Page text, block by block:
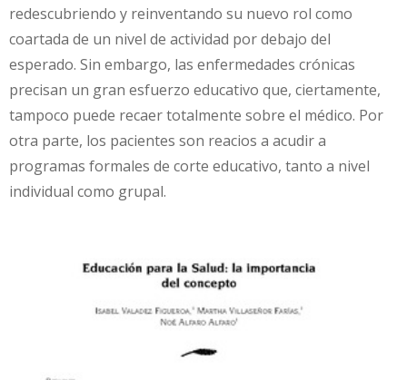
redescubriendo y reinventando su nuevo rol como
coartada de un nivel de actividad por debajo del
esperado. Sin embargo, las enfermedades crónicas
precisan un gran esfuerzo educativo que, ciertamente,
tampoco puede recaer totalmente sobre el médico. Por
otra parte, los pacientes son reacios a acudir a
programas formales de corte educativo, tanto a nivel
individual como grupal.